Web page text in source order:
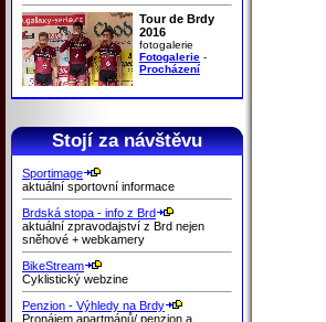
Tour de Brdy
2016
fotogalerie
Fotogalerie -
Procházení
Stojí za návštěvu
Sportimage
aktuální sportovní informace
Brdská stopa - info z Brd
aktuální zpravodajství z Brd nejen
sněhové + webkamery
BikeStream
Cyklistický webzine
Penzion - Výhledy na Brdy
Pronájem apartmánů/ penzion a